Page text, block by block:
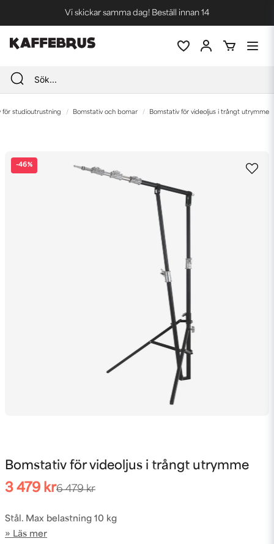
Vi skickar samma dag! Beställ innan 14
för studioutrustning Bomstativ och bomar Bomstativ för videoljus i trångt utrymme
-46%
Bomstativ för videoljus i trångt utrymme
6 479 kr
3 479 kr
Stål. Max belastning 10 kg
Läs mer